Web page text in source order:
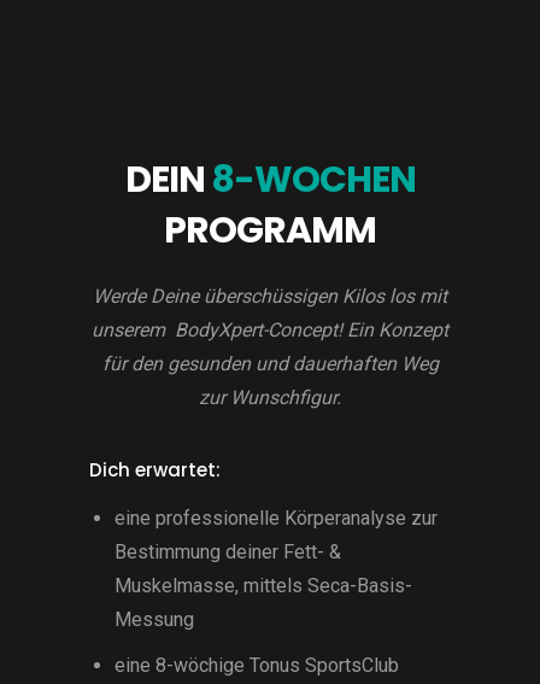
DEIN8-WOCHEN
PROGRAMM
Werde Deine überschüssigen Kilos los mit
unserem BodyXpert-Concept! Ein Konzept
für den gesunden und dauerhaften Weg
zur Wunschfigur.
Dich erwartet:
eine professionelle Körperanalyse zur
Bestimmung deiner Fett- &
Muskelmasse, mittels Seca-Basis-
Messung
eine 8-wöchige Tonus SportsClub